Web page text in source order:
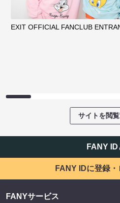
EXIT OFFICIAL FANCLUB
サイトを閲
FANY ID
FANY IDに登録
FANYサービス